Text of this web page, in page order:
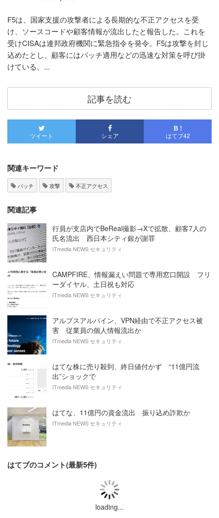
F5は、国家支援の攻撃者による長期的な不正アクセスを受
け、ソースコードや顧客情報が流出したと報告した。これを
受けCISAは連邦政府機関に緊急指令を発令。F5は攻撃を封じ
込めたとし、顧客にはパッチ適用などの迅速な対策を呼び掛
けている。...
記事を読む
ツイート シェア
B !
はてブ42
関連キーワード
パッチ 攻撃 不正アクセス
関連記事
行員が支店内でBeReal撮影→Xで拡散、顧客7人の
氏名流出 西日本シティ銀が謝罪
ITmedia NEWS セキュリティ
CAMPFIRE、情報漏えい問題で専用窓口開設 フリ
ーダイヤル、土日祝も対応
ITmedia NEWS セキュリティ
アルプスアルパイン、VPN経由で不正アクセス被
害 従業員の個人情報流出か
ITmedia NEWS セキュリティ
はてな株に売り殺到、終日値付かず “11億円流
出”ショックで
ITmedia NEWS セキュリティ
はてな、11億円の資金流出 振り込め詐欺か
ITmedia NEWS セキュリティ
はてブのコメント(最新5件)
loading...